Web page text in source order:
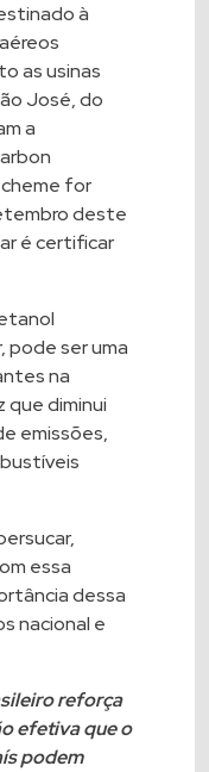
à
as usinas
José, do
a
for
deste
é certificar
pode ser uma
na
que diminui
emissões,
essa
dessa
nacional e
reforça
efetiva que o
podem